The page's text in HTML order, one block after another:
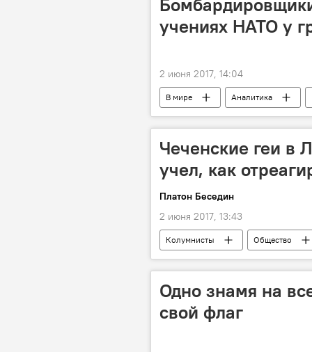
учениях НАТО у
2 июня 2017, 14:04
В мире Аналитика
Чеченские геи в
учел, как
Платон Беседин
2 июня 2017, 13:43
Колумнисты Общество
Линас Линкявичюс
парад
Одно знамя на
свой флаг